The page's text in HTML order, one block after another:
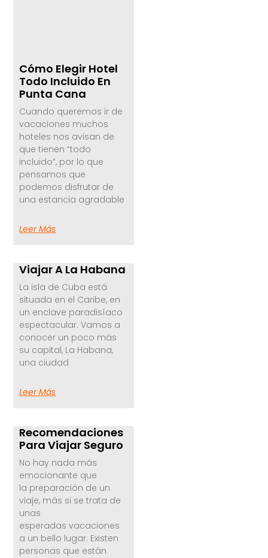
Cómo Elegir Hotel
Todo Incluido En
Punta Cana
Cuando queremos ir de
vacaciones muchos
hoteles nos avisan de
que tienen “todo
incluido”, por lo que
pensamos que
podemos disfrutar de
una estancia agradable
Leer Más
Viajar A La Habana
La isla de Cuba está
situada en el Caribe, en
un enclave paradisíaco
espectacular. Vamos a
conocer un poco más
su capital, La Habana,
una ciudad
Leer Más
Recomendaciones
Para Viajar Seguro
No hay nada más
emocionante que
la preparación de un
viaje, más si se trata de
unas
esperadas vacaciones
a un bello lugar. Existen
personas que están